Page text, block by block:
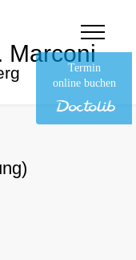
Marconi
Termin
online buchen